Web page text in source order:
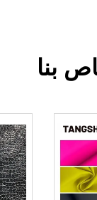
بنا